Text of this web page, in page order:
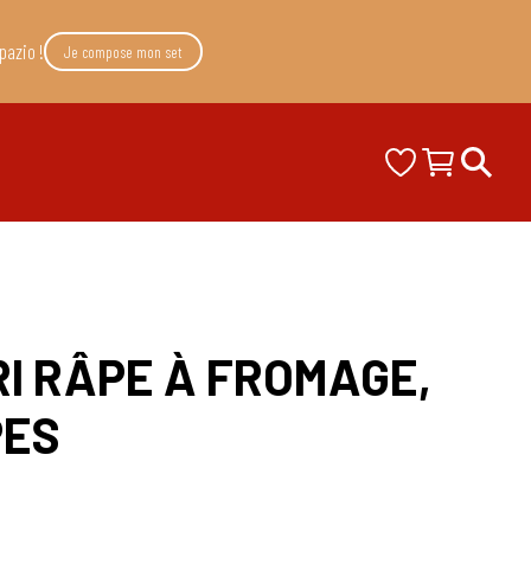
! Je compose mon set
RÂPE À FROMAGE,